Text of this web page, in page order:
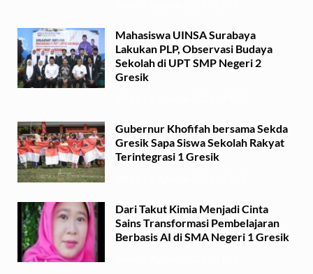
Mahasiswa UINSA Surabaya
Lakukan PLP, Observasi Budaya
Sekolah di UPT SMP Negeri 2
Gresik
Gubernur Khofifah bersama Sekda
Gresik Sapa Siswa Sekolah Rakyat
Terintegrasi 1 Gresik
Dari Takut Kimia Menjadi Cinta
Sains Transformasi Pembelajaran
Berbasis AI di SMA Negeri 1 Gresik